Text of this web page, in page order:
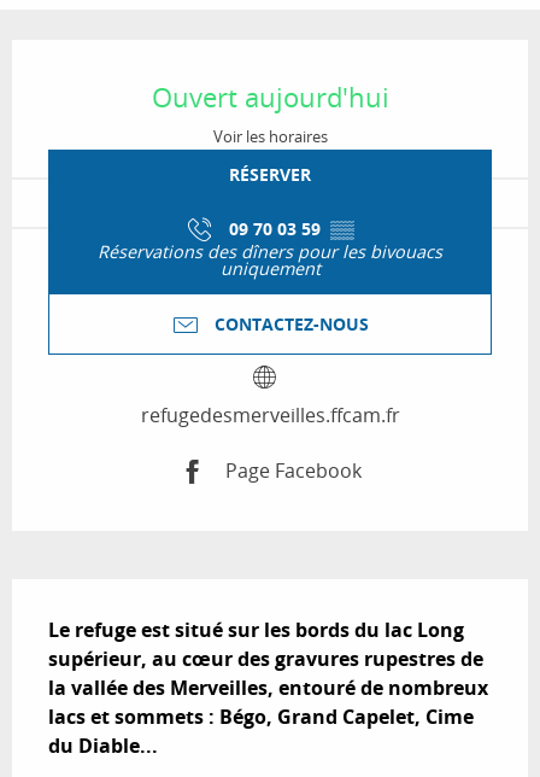
Ouvert aujourd'hui
Voir les horaires
RÉSERVER
09 70 03 59 ▒▒
Réservations des dîners pour les bivouacs
uniquement
CONTACTEZ-NOUS
refugedesmerveilles.ffcam.fr
Page Facebook
Le refuge est situé sur les bords du lac Long
supérieur, au cœur des gravures rupestres de
la vallée des Merveilles, entouré de nombreux
lacs et sommets : Bégo, Grand Capelet, Cime
du Diable...